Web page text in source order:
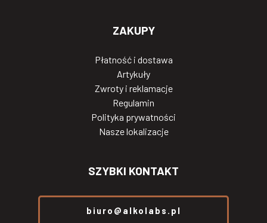
ZAKUPY
Płatność i dostawa
Artykuły
Zwroty i reklamacje
Regulamin
Polityka prywatności
Nasze lokalizacje
SZYBKI KONTAKT
biuro@alkolabs.pl